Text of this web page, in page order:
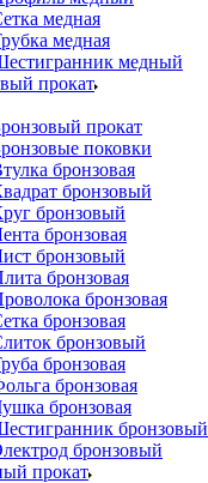
медная
медная
медный
прокат
прокат
поковки
бронзовая
бронзовый
бронзовый
бронзовая
бронзовый
бронзовая
бронзовая
бронзовая
бронзовый
бронзовая
бронзовая
бронзовая
бронзовый
бронзовый
прокат